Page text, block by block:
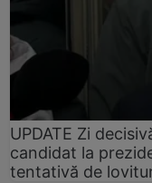
UPDATE Zi
candidat la
tentativă de